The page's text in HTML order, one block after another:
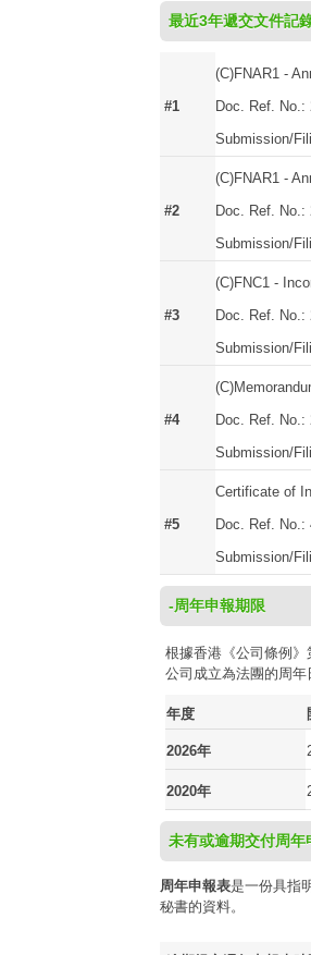
最近3年遞交文件記
#1
(C)FNAR1 -
Doc. Ref. No.:
Submission/
#2
(C)FNAR1 -
Doc. Ref. No.:
Submission/
#3
(C)FNC1 -
Doc. Ref. No.:
Submission/
#4
Doc. Ref. No.:
Submission/
#5
Certificate of
Doc. Ref. No.:
Submission/
-周年申報期限
根據香港《公司條例
公司成立為法團的周年
年度
2026年
2020年
未有或逾期交付周年
周年申報表是一份具指
秘書的資料。